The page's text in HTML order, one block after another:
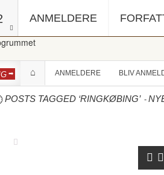
ANMELDERE
ANMELDERE BLIV
POSTS TAGGED ‘RINGKØBING’ -